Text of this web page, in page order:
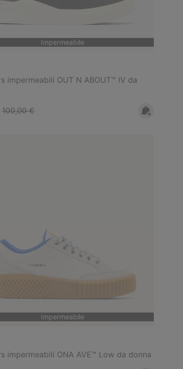
Impermeabile
impermeabili OUT N ABOUT™ IV da
Regular price:
100,00 €
Impermeabile
impermeabili ONA AVE™ Low da donna